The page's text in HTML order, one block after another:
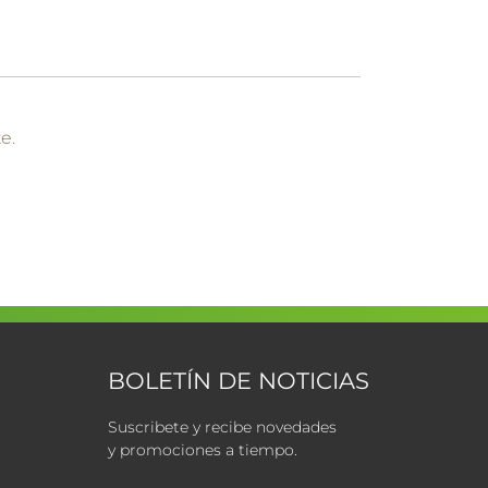
BOLETÍN DE NOTICIAS
Suscribete y recibe novedades
y promociones a tiempo.